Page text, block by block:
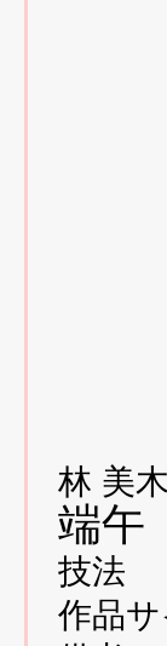
林 美
端
技
作品